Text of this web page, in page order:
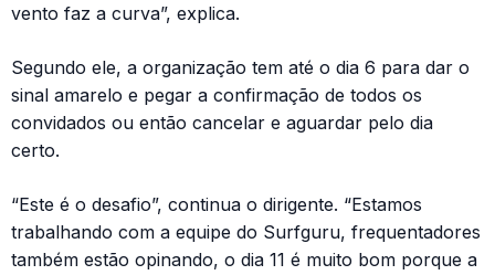
vento faz a curva”, explica.
Segundo ele, a organização tem até o dia 6 para dar o
sinal amarelo e pegar a confirmação de todos os
convidados ou então cancelar e aguardar pelo dia
certo.
“Este é o desafio”, continua o dirigente. “Estamos
trabalhando com a equipe do Surfguru, frequentadores
também estão opinando, o dia 11 é muito bom porque a